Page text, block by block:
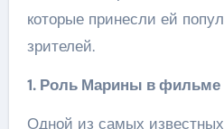
которые принесли ей
зрителей.
1. Роль Марины в фильме
Одной из самых